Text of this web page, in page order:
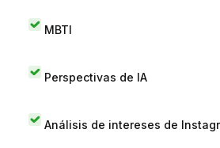
MBTI
Perspectivas de IA
Análisis de intereses de